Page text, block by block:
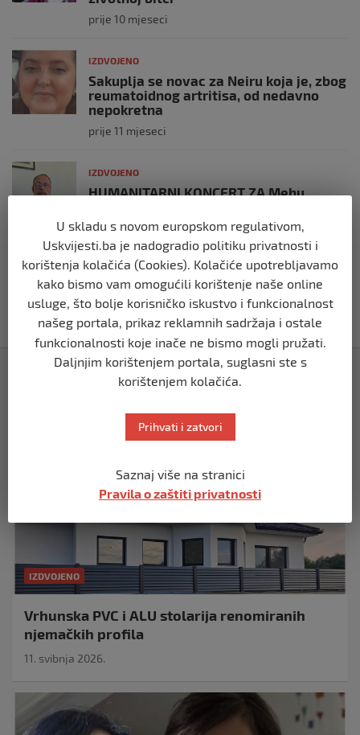
prije 10 mjeseci
IZDVOJENO
Sakuplja se novac za Neiru koja je, zbog
reumatoidnog artritisa, od nedavno
nepokretna
prije 11 mjeseci
IZDVOJENO
HUMANITARNI KONCERT ZA Mehu
prije 2 godine
IZDVOJENO
Minka Dolić treba našu pomoć
prije 2 godine
Izdvojeno
IZDVOJENO
Vrhunska PVC i ALU stolarija renomiranih
njemačkih profila
11. svibnja 2026.
U skladu s novom europskom regulativom,
Uskvijesti.ba je nadogradio politiku privatnosti i
korištenja kolačića (Cookies). Kolačiće upotrebljavamo
kako bismo vam omogućili korištenje naše online
usluge, što bolje korisničko iskustvo i funkcionalnost
našeg portala, prikaz reklamnih sadržaja i ostale
funkcionalnosti koje inače ne bismo mogli pružati.
Daljnjim korištenjem portala, suglasni ste s
korištenjem kolačića.
Prihvati i zatvori
Saznaj više na stranici
Pravila o zaštiti privatnosti